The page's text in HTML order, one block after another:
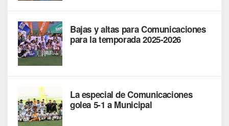
Bajas y altas para Comunicaciones
para la temporada 2025-2026
La especial de Comunicaciones
golea 5-1 a Municipal